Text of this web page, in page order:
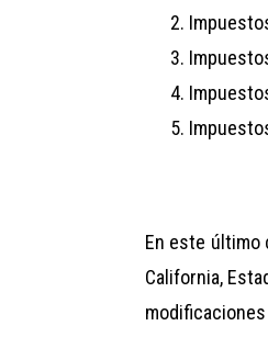
En este último
California,